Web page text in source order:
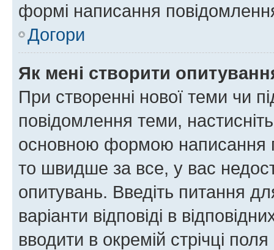
формі написання
Догори
Як мені створити
При створенні нової теми чи
повідомлення теми,
основною формою написання
то швидше за все, у вас
опитувань. Введіть питання
варіанти відповіді в
вводити в окремій стрічці